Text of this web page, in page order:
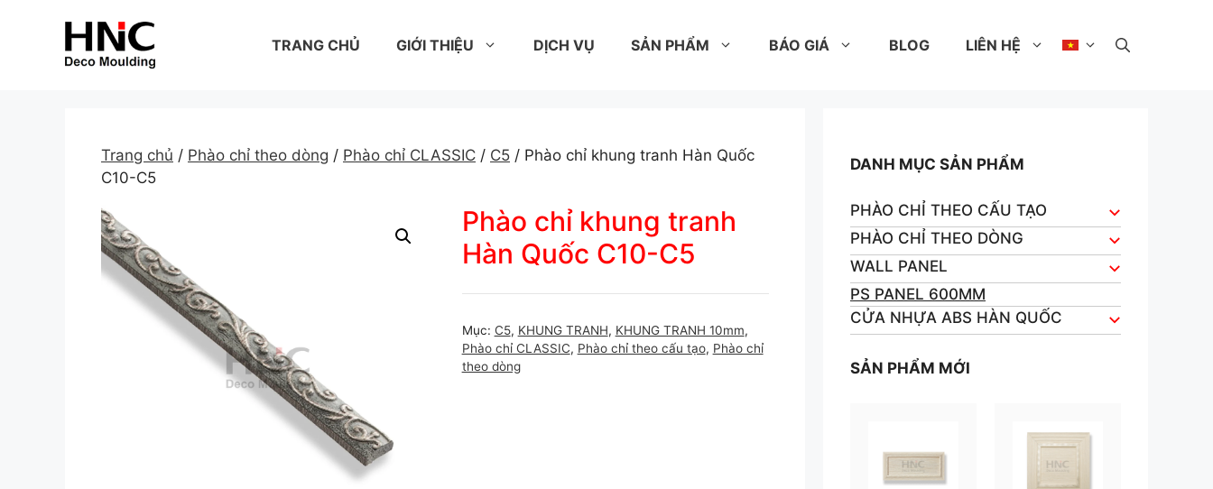
TRANG CHỦ GIỚI THIỆU DỊCH VỤ SẢN PHẨM BÁO GIÁ BLOG LIÊN HỆ
Trang chủ / Phào chỉ theo dòng / Phào chỉ CLASSIC / C5 / Phào chỉ khung tranh Hàn Quốc
C10-C5
Phào chỉ khung tranh
Hàn Quốc C10-C5
Mục: C5, KHUNG TRANH, KHUNG TRANH 10mm,
Phào chỉ CLASSIC, Phào chỉ theo cấu tạo, Phào chỉ
theo dòng
DANH MỤC SẢN PHẨM
PHÀO CHỈ THEO CẤU TẠO
PHÀO CHỈ THEO DÒNG
WALL PANEL
PS PANEL 600MM
CỬA NHỰA ABS HÀN QUỐC
SẢN PHẨM MỚI